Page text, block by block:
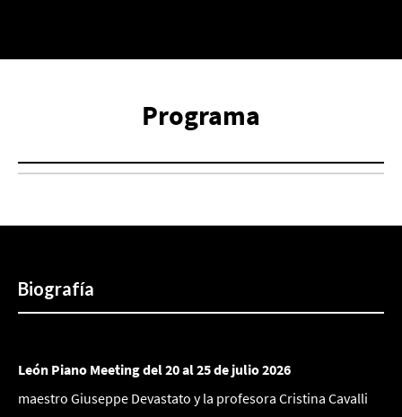
Programa
Biografía
León Piano Meeting del 20 al 25 de julio 2026
maestro Giuseppe Devastato y la profesora Cristina Cavalli